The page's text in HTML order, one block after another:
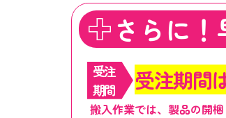
さらに
受注
期間
受注期間
搬入作業では、製品の開